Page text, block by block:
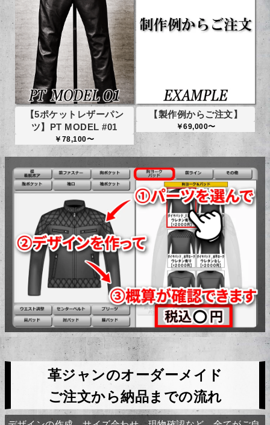
【5ポケットレザーパン
ツ】PT MODEL #01
￥78,100〜
【製作例からご注文】
￥69,000〜
革ジャンのオーダーメイド
ご注文から納品までの流れ